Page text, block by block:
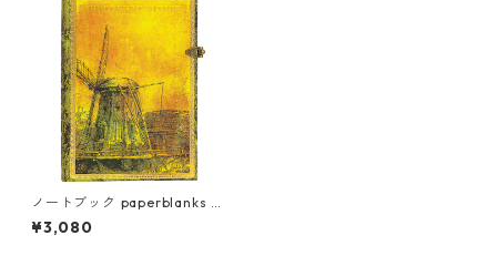
ノートブック paperblanks ペ
ーパーブランクス MIDI ハード
カバー 罫線 レンブラント没後
¥3,080